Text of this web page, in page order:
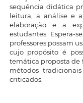
sequência didática
leitura, a análise e
elaboração e a
estudantes. Espera-
professores possam
cujo propósito é
temática proposta de
métodos
criticados.